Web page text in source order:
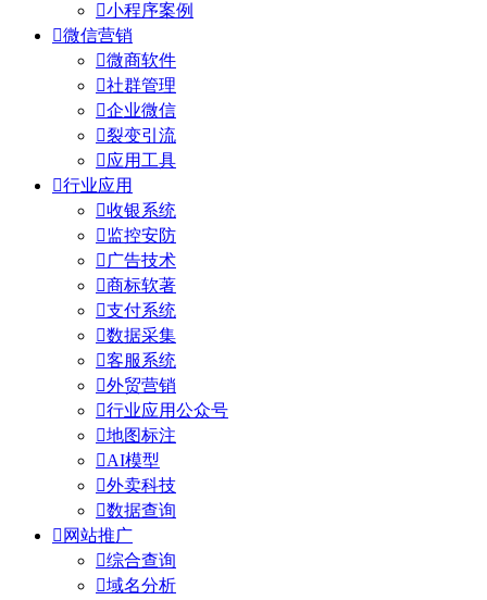
小程序案例
微信营销
微商软件
社群管理
企业微信
裂变引流
应用工具
行业应用
收银系统
监控安防
 广告技术
商标软著
支付系统
数据采集
客服系统
外贸营销
行业应用公众号
地图标注
AI模型
外卖科技
数据查询
 网站推广
综合查询
域名分析